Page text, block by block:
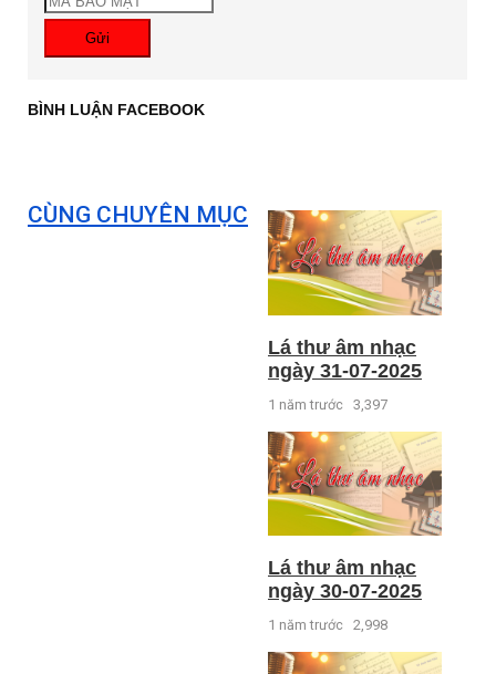
Gửi
BÌNH LUẬN FACEBOOK
CÙNG CHUYÊN MỤC
Lá thư âm nhạc
ngày 31-07-2025
1 năm trước 3,397
Lá thư âm nhạc
ngày 30-07-2025
1 năm trước 2,998